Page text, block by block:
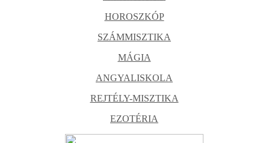
HOROSZKÓP
SZÁMMISZTIKA
MÁGIA
ANGYALISKOLA
REJTÉLY-MISZTIKA
EZOTÉRIA